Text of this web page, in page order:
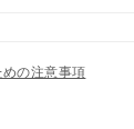
の注意事項